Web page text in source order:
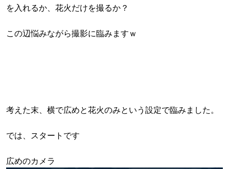
を入れるか、花火だけを撮るか？
この辺悩みながら撮影に臨みますｗ
考えた末、横で広めと花火のみという設定で臨みました。
では、スタートです
広めのカメラ